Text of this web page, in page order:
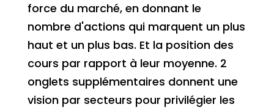
force du marché, en donnant le
nombre d'actions qui marquent un plus
haut et un plus bas. Et la position des
cours par rapport à leur moyenne. 2
onglets supplémentaires donnent une
vision par secteurs pour privilégier les